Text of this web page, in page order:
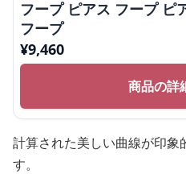
フープ ピアス フープ ピ
フープ
¥9,460
商品の詳
計算された美しい曲線が印
す。